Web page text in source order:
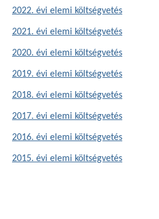
2022. évi elemi költségvetés
2021. évi elemi költségvetés
2020. évi elemi költségvetés
2019. évi elemi költségvetés
2018. évi elemi költségvetés
2017. évi elemi költségvetés
2016. évi elemi költségvetés
2015. évi elemi költségvetés